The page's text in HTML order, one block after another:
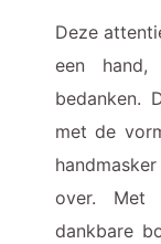
Deze
een
bedanken.
met de
over. Met
dankbare